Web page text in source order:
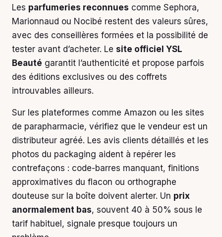
Les parfumeries reconnues comme Sephora,
Marionnaud ou Nocibé restent des valeurs sûres,
avec des conseillères formées et la possibilité de
tester avant d’acheter. Le site officiel YSL
Beauté garantit l’authenticité et propose parfois
des éditions exclusives ou des coffrets
introuvables ailleurs.
Sur les plateformes comme Amazon ou les sites
de parapharmacie, vérifiez que le vendeur est un
distributeur agréé. Les avis clients détaillés et les
photos du packaging aident à repérer les
contrefaçons : code-barres manquant, finitions
approximatives du flacon ou orthographe
douteuse sur la boîte doivent alerter. Un prix
anormalement bas, souvent 40 à 50% sous le
tarif habituel, signale presque toujours un